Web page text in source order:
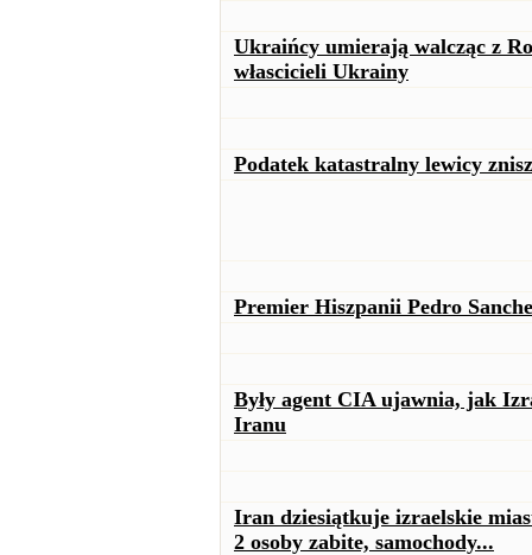
Ukraińcy umierają walcząc z
włascicieli Ukrainy
Podatek katastralny lewicy
Premier Hiszpanii Pedro
Były agent CIA ujawnia, jak
Iranu
Iran dziesiątkuje izraelskie
2 osoby zabite, samochody...